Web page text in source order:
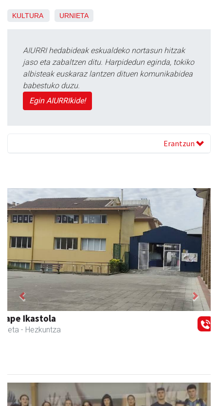
KULTURA URNIETA
AIURRI hedabideak eskualdeko nortasun hitzak
jaso eta zabaltzen ditu. Harpidedun eginda, tokiko
albisteak euskaraz lantzen dituen komunikabidea
babestuko duzu.
Egin AIURRIkide!
Erantzun
Urnietako AEK euskaltegia
Urnieta - Euskaltegiak
Previous Next